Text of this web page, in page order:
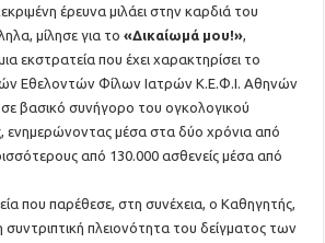
έρευνα μιλάει στην καρδιά του
μίλησε για το«Δικαίωμά μου!»,
εκστρατεία που έχει χαρακτηρίσει το
Εθελοντών Φίλων Ιατρών Κ.Ε.Φ.Ι. Αθηνών
σε βασικό συνήγορο του ογκολογικού
ενημερώνοντας μέσα στα δύο χρόνια από
από 130.000 ασθενείς μέσα από
που παρέθεσε, στη συνέχεια, ο Καθηγητής,
πλειονότητα του δείγματος των